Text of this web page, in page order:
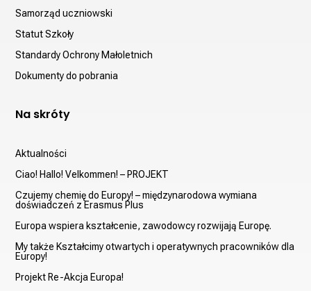
Samorząd uczniowski
Statut Szkoły
Standardy Ochrony Małoletnich
Dokumenty do pobrania
Na skróty
Aktualności
Ciao! Hallo! Velkommen! – PROJEKT
Czujemy chemię do Europy! – międzynarodowa wymiana
doświadczeń z Erasmus Plus
Europa wspiera kształcenie, zawodowcy rozwijają Europę.
My także Kształcimy otwartych i operatywnych pracowników dla
Europy!
Projekt Re-Akcja Europa!